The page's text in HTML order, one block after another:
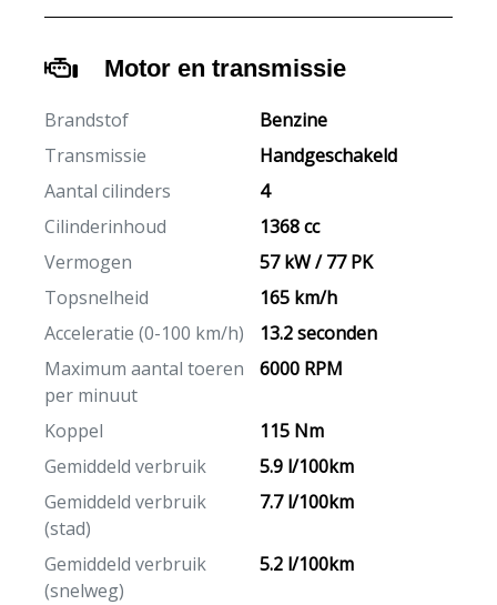
Motor en transmissie
Brandstof
Benzine
Transmissie
Handgeschakeld
Aantal cilinders
4
Cilinderinhoud
1368 cc
Vermogen
57 kW / 77 PK
Topsnelheid
165 km/h
Acceleratie (0-100 km/h)
13.2 seconden
Maximum aantal toeren
per minuut
6000 RPM
Koppel
115 Nm
Gemiddeld verbruik
5.9 l/100km
Gemiddeld verbruik
(stad)
7.7 l/100km
Gemiddeld verbruik
(snelweg)
5.2 l/100km